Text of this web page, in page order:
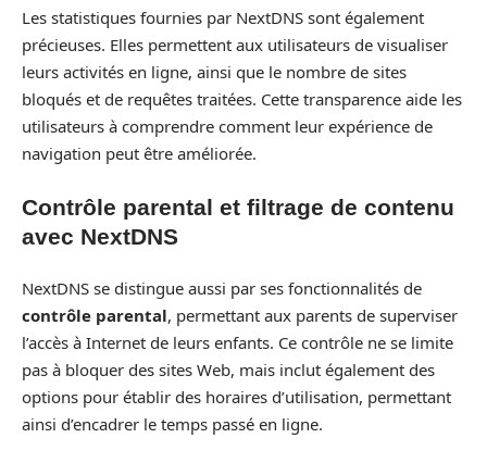
Les statistiques fournies par NextDNS sont également
précieuses. Elles permettent aux utilisateurs de visualiser
leurs activités en ligne, ainsi que le nombre de sites
bloqués et de requêtes traitées. Cette transparence aide les
utilisateurs à comprendre comment leur expérience de
navigation peut être améliorée.
Contrôle parental et filtrage de contenu
avec NextDNS
NextDNS se distingue aussi par ses fonctionnalités de
contrôle parental, permettant aux parents de superviser
l’accès à Internet de leurs enfants. Ce contrôle ne se limite
pas à bloquer des sites Web, mais inclut également des
options pour établir des horaires d’utilisation, permettant
ainsi d’encadrer le temps passé en ligne.